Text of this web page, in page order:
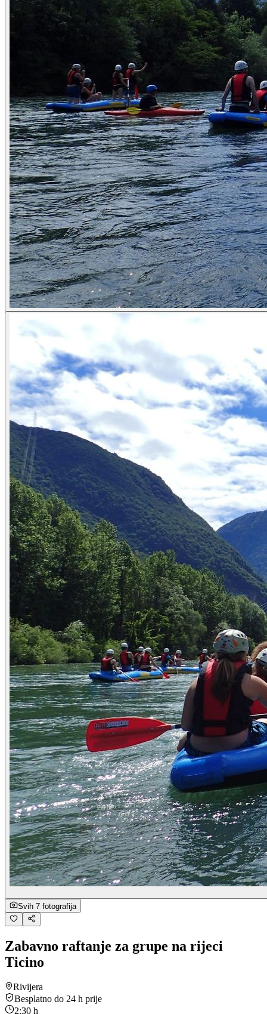
Svih 7 fotografija
Zabavno raftanje za grupe na rijeci
Ticino
Rivijera
Besplatno do 24 h prije
2:30 h